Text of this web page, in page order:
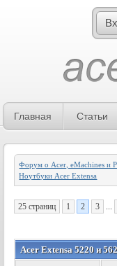
Главная Статьи
Форум о Acer, eMachines и
Ноутбуки Acer Extensa
25 страниц 1 2 3 ...
Acer Extensa 5220 и